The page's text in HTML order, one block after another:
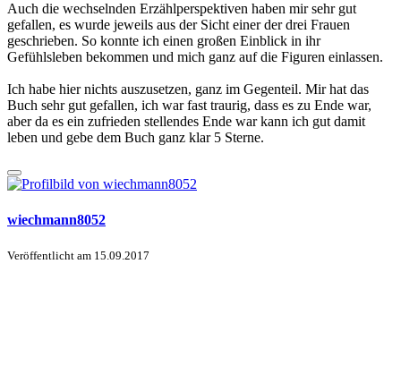
Auch die wechselnden Erzählperspektiven haben mir sehr gut
gefallen, es wurde jeweils aus der Sicht einer der drei Frauen
geschrieben. So konnte ich einen großen Einblick in ihr
Gefühlsleben bekommen und mich ganz auf die Figuren einlassen.
Ich habe hier nichts auszusetzen, ganz im Gegenteil. Mir hat das
Buch sehr gut gefallen, ich war fast traurig, dass es zu Ende war,
aber da es ein zufrieden stellendes Ende war kann ich gut damit
leben und gebe dem Buch ganz klar 5 Sterne.
wiechmann8052
Veröffentlicht am 15.09.2017